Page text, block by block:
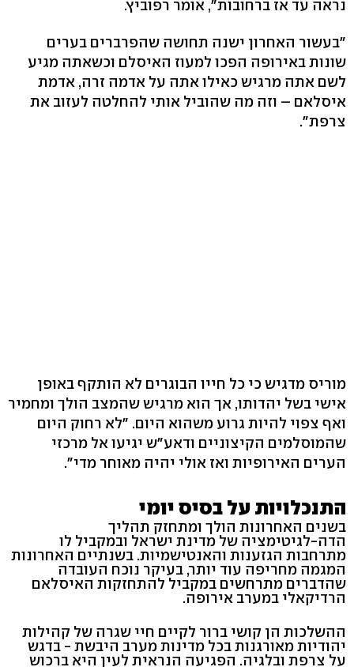
נראה עד אז ברחובות", אומר רפוביץ.
"בעשור האחרון ישנה תחושה שהפרברים בערים
שונות באירופה הפכו למעוז האיסלם וכשאתה מגיע
לשם אתה מרגיש כאילו אתה על אדמה זרה, אדמת
איסלאם – וזה מה שהוביל אותי להחלטה לעזוב את
צרפת".
מוריס מדגיש כי כל חייו הבוגרים לא הותקף באופן
אישי בשל יהדותו, אך הוא מרגיש שהמצב הולך ומחמיר
ואף צפוי להיות גרוע משהוא היום. "לא רחוק היום
שהמוסלמים הקיצוניים ודאע"ש יגיעו אל מרכזי
הערים האירופיות ואז אולי יהיה מאוחר מדי".
התנכלויות על בסיס יומי
בשנים האחרונות הולך ומתחזק תהליך
הדה-לגיטימציה של מדינת ישראל ובמקביל לו
מתרחבות הגזענות והאנטישמיות. בשנתיים האחרונות
המגמה מחריפה עוד יותר, בעיקר נוכח העובדה
שהדברים מתרחשים במקביל להתחזקות האיסלאם
הרדיקאלי במערב אירופה.
ההשלכות הן קושי ברור לקיים חיי שגרה של קהילות
יהודיות מאורגנות בכל מדינות מערב היבשת - בדגש
על צרפת ובלגיה. הפגיעה הנראית לעין היא ברכוש